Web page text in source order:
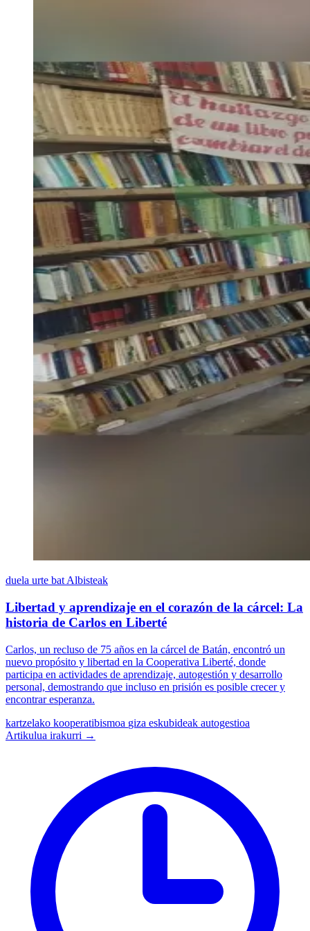
duela urte bat Albisteak
Libertad y aprendizaje en el corazón de la cárcel: La
historia de Carlos en Liberté
Carlos, un recluso de 75 años en la cárcel de Batán, encontró un
nuevo propósito y libertad en la Cooperativa Liberté, donde
participa en actividades de aprendizaje, autogestión y desarrollo
personal, demostrando que incluso en prisión es posible crecer y
encontrar esperanza.
kartzelako kooperatibismoa giza eskubideak autogestioa
Artikulua irakurri →